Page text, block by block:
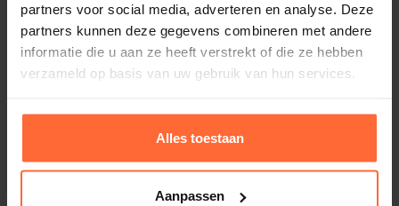
partners voor social media, adverteren en analyse. Deze
partners kunnen deze gegevens combineren met andere
informatie die u aan ze heeft verstrekt of die ze hebben
verzameld op basis van uw gebruik van hun services.
Alles toestaan
Aanpassen
Bestel vandaag nog
Bekijk de Saunova 2.0 controlop onze website en